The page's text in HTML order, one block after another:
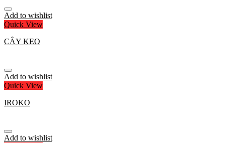
Add to wishlist
Quick View
CÂY KEO
Add to wishlist
Quick View
IROKO
Add to wishlist